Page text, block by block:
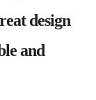
design
and